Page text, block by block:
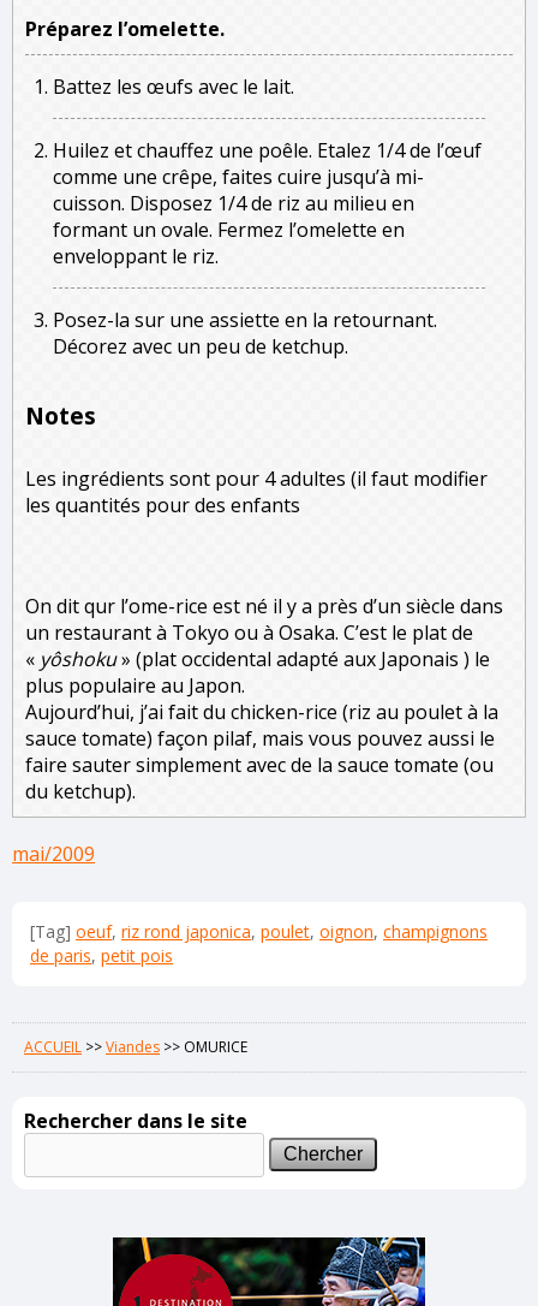
Préparez l’omelette.
Battez les œufs avec le lait.
Huilez et chauffez une poêle. Etalez 1/4 de l’œuf
comme une crêpe, faites cuire jusqu’à mi-
cuisson. Disposez 1/4 de riz au milieu en
formant un ovale. Fermez l’omelette en
enveloppant le riz.
Posez-la sur une assiette en la retournant.
Décorez avec un peu de ketchup.
Notes
Les ingrédients sont pour 4 adultes (il faut modifier
les quantités pour des enfants
On dit qur l’ome-rice est né il y a près d’un siècle dans
un restaurant à Tokyo ou à Osaka. C’est le plat de
« yôshoku» (plat occidental adapté aux Japonais ) le
plus populaire au Japon.
Aujourd’hui, j’ai fait du chicken-rice (riz au poulet à la
sauce tomate) façon pilaf, mais vous pouvez aussi le
faire sauter simplement avec de la sauce tomate (ou
du ketchup).
mai/2009
[Tag] oeuf, riz rond japonica, poulet, oignon, champignons
de paris, petit pois
ACCUEIL >>Viandes >> OMURICE
Rechercher dans le site